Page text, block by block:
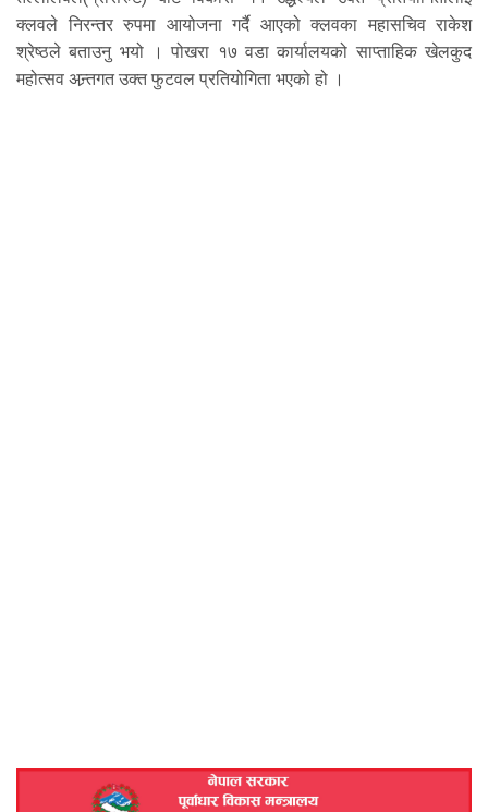
क्लवले निरन्तर रुपमा आयोजना गर्दै आएको क्लवका महासचिव राकेश
श्रेष्ठले बताउनु भयो । पोखरा १७ वडा कार्यालयको साप्ताहिक खेलकुद
महोत्सव अन्र्तगत उक्त फुटवल प्रतियोगिता भएको हो ।